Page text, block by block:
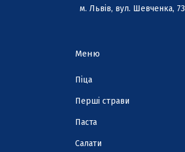
м. Львів, вул. Шевченка, 73
Меню
Піца
Перші страви
Паста
Cалати